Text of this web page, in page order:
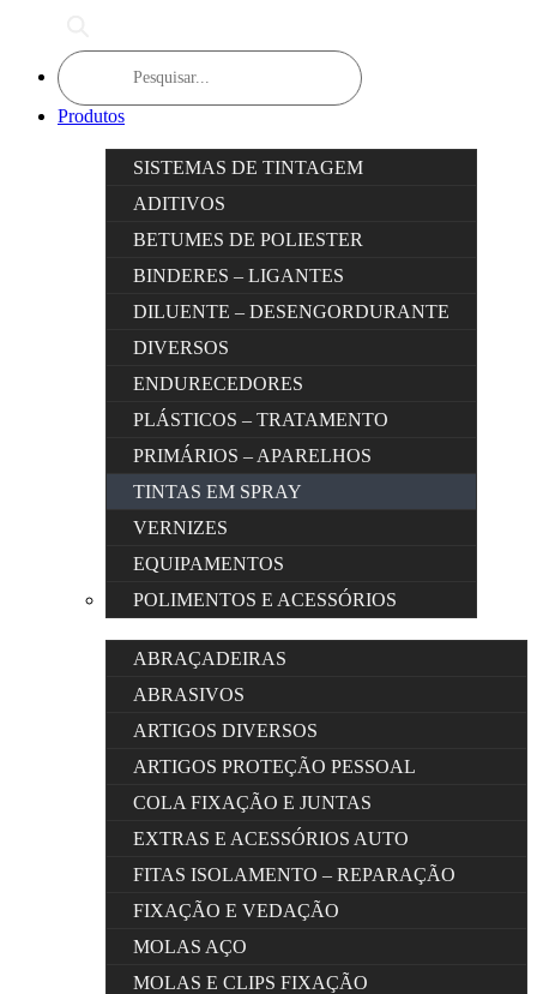
Products
search
Produtos
SISTEMAS DE TINTAGEM
ADITIVOS
BETUMES DE POLIESTER
BINDERES – LIGANTES
DILUENTE – DESENGORDURANTE
DIVERSOS
ENDURECEDORES
PLÁSTICOS – TRATAMENTO
PRIMÁRIOS – APARELHOS
TINTAS EM SPRAY
VERNIZES
EQUIPAMENTOS
POLIMENTOS E ACESSÓRIOS
ABRAÇADEIRAS
ABRASIVOS
ARTIGOS DIVERSOS
ARTIGOS PROTEÇÃO PESSOAL
COLA FIXAÇÃO E JUNTAS
EXTRAS E ACESSÓRIOS AUTO
FITAS ISOLAMENTO – REPARAÇÃO
FIXAÇÃO E VEDAÇÃO
MOLAS AÇO
MOLAS E CLIPS FIXAÇÃO